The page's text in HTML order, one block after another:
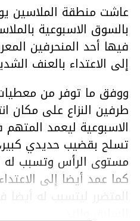
عاشت منطقة الملاسين
بالسوق الاسبوعية
فيها أحد المنحرفين
إلى الاعتداء بالعنف
ووفق ما توفر من
طرفين النزاع على مكان
الاسبوعية ليعمد
تسلح بقضيب حديدي
مستوى الرأس وتسبب له
كما عمد أيضا إلى
المتضرر ليتسبب له